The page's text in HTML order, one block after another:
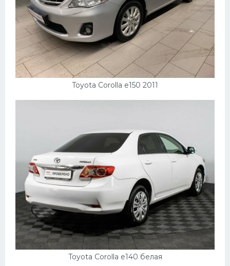
Toyota Corolla e150 2011
Toyota Corolla e140 белая